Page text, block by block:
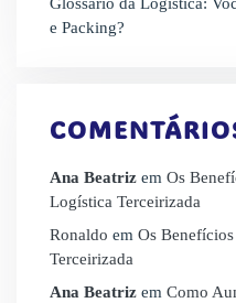
Glossário da Logística:
e Packing?
Ana Beatriz em Os
Logística Terceirizada
Ronaldo em Os
Terceirizada
Ana Beatriz em Como